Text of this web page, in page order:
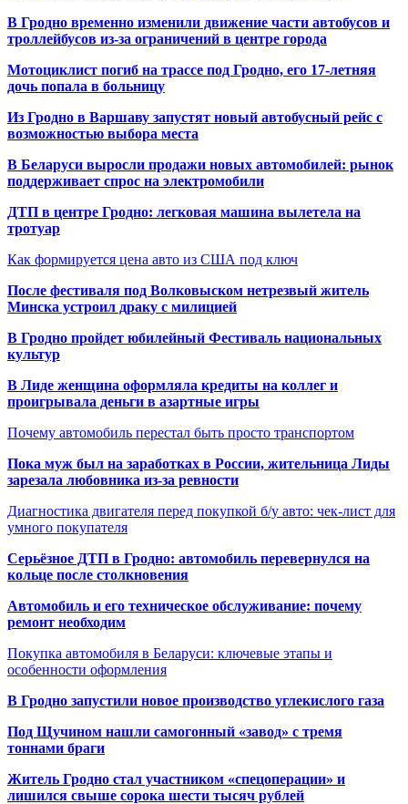
В Гродно временно изменили движение части автобусов и
троллейбусов из-за ограничений в центре города
Мотоциклист погиб на трассе под Гродно, его 17-летняя
дочь попала в больницу
Из Гродно в Варшаву запустят новый автобусный рейс с
возможностью выбора места
В Беларуси выросли продажи новых автомобилей: рынок
поддерживает спрос на электромобили
ДТП в центре Гродно: легковая машина вылетела на
тротуар
Как формируется цена авто из США под ключ
После фестиваля под Волковыском нетрезвый житель
Минска устроил драку с милицией
В Гродно пройдет юбилейный Фестиваль национальных
культур
В Лиде женщина оформляла кредиты на коллег и
проигрывала деньги в азартные игры
Почему автомобиль перестал быть просто транспортом
Пока муж был на заработках в России, жительница Лиды
зарезала любовника из-за ревности
Диагностика двигателя перед покупкой б/у авто: чек-лист для
умного покупателя
Серьёзное ДТП в Гродно: автомобиль перевернулся на
кольце после столкновения
Автомобиль и его техническое обслуживание: почему
ремонт необходим
Покупка автомобиля в Беларуси: ключевые этапы и
особенности оформления
В Гродно запустили новое производство углекислого газа
Под Щучином нашли самогонный «завод» с тремя
тоннами браги
Житель Гродно стал участником «спецоперации» и
лишился свыше сорока шести тысяч рублей